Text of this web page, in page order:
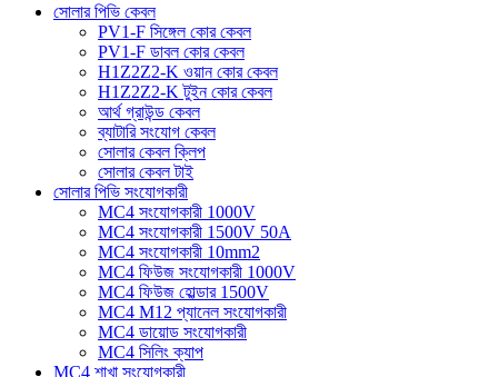
সোলার পিভি কেবল
PV1-F সিঙ্গেল কোর কেবল
PV1-F ডাবল কোর কেবল
H1Z2Z2-K ওয়ান কোর কেবল
H1Z2Z2-K টুইন কোর কেবল
আর্থ গ্রাউন্ড কেবল
ব্যাটারি সংযোগ কেবল
সোলার কেবল ক্লিপ
সোলার কেবল টাই
সোলার পিভি সংযোগকারী
MC4 সংযোগকারী 1000V
MC4 সংযোগকারী 1500V 50A
MC4 সংযোগকারী 10mm2
MC4 ফিউজ সংযোগকারী 1000V
MC4 ফিউজ হোল্ডার 1500V
MC4 M12 প্যানেল সংযোগকারী
MC4 ডায়োড সংযোগকারী
MC4 সিলিং ক্যাপ
MC4 শাখা সংযোগকারী